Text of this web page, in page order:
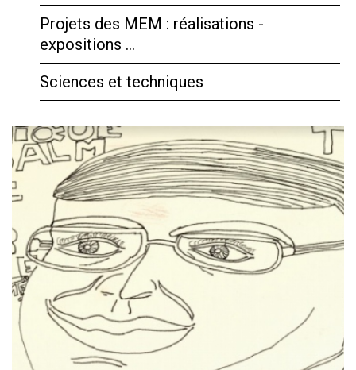
Projets des MEM : réalisations -
expositions …
Sciences et techniques